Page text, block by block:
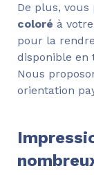
De plus,
coloré à votre
pour la
disponible en
Nous
orientation